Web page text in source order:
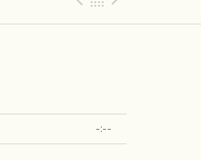
-:--